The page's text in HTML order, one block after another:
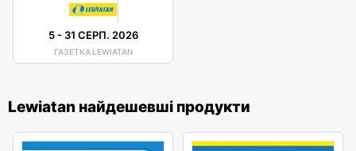
5- 31 СЕРП. 2026
ГАЗЕТКА LEWIATAN
Lewiatan найдешевші продукти